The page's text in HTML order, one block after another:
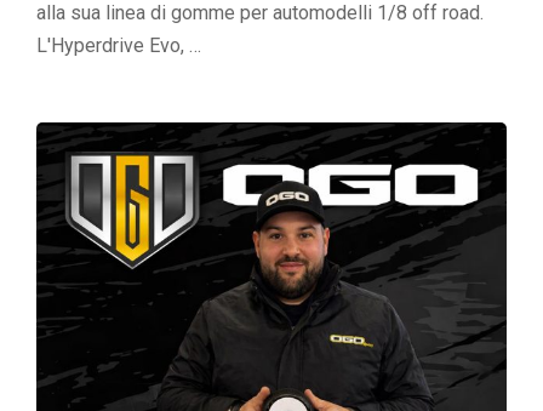
alla sua linea di gomme per automodelli 1/8 off road.
L'Hyperdrive Evo, …